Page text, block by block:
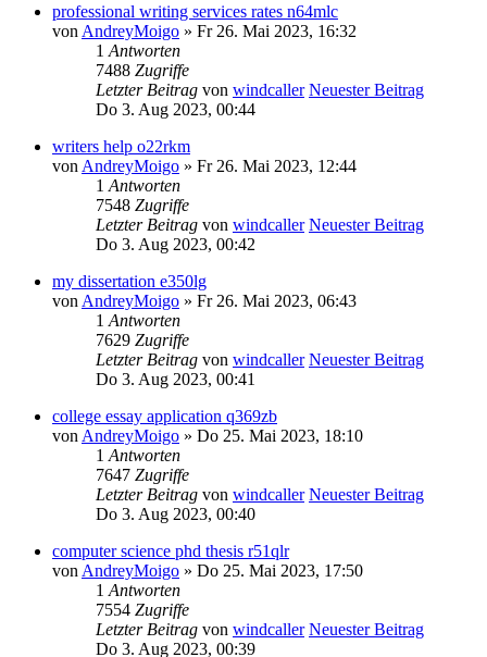
professional writing services rates n64mlc
von AndreyMoigo » Fr 26. Mai 2023, 16:32
1 Antworten
7488 Zugriffe
Letzter Beitrag von windcaller Neuester Beitrag
Do 3. Aug 2023, 00:44
writers help o22rkm
von AndreyMoigo » Fr 26. Mai 2023, 12:44
1 Antworten
7548 Zugriffe
Letzter Beitrag von windcaller Neuester Beitrag
Do 3. Aug 2023, 00:42
my dissertation e350lg
von AndreyMoigo » Fr 26. Mai 2023, 06:43
1 Antworten
7629 Zugriffe
Letzter Beitrag von windcaller Neuester Beitrag
Do 3. Aug 2023, 00:41
college essay application q369zb
von AndreyMoigo » Do 25. Mai 2023, 18:10
1 Antworten
7647 Zugriffe
Letzter Beitrag von windcaller Neuester Beitrag
Do 3. Aug 2023, 00:40
computer science phd thesis r51qlr
von AndreyMoigo » Do 25. Mai 2023, 17:50
1 Antworten
7554 Zugriffe
Letzter Beitrag von windcaller Neuester Beitrag
Do 3. Aug 2023, 00:39